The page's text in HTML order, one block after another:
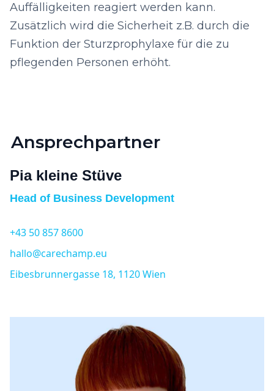
Auffälligkeiten reagiert werden kann.
Zusätzlich wird die Sicherheit z.B. durch die
Funktion der Sturzprophylaxe für die zu
pflegenden Personen erhöht.
Ansprechpartner
Pia kleine Stüve
Head of Business Development
+43 50 857 8600
hallo@carechamp.eu
Eibesbrunnergasse 18, 1120 Wien